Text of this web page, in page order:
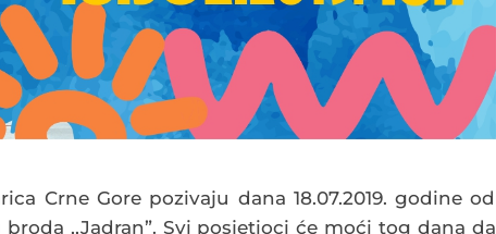
Crne Gore pozivaju dana 18.07.2019. godine od
,,Jadran”. Svi posjetioci će moći tog dana da